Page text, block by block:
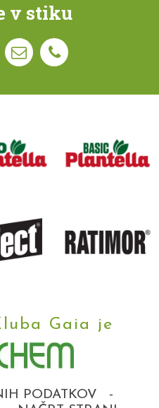
v stiku
Gaia je
PODATKOV
-